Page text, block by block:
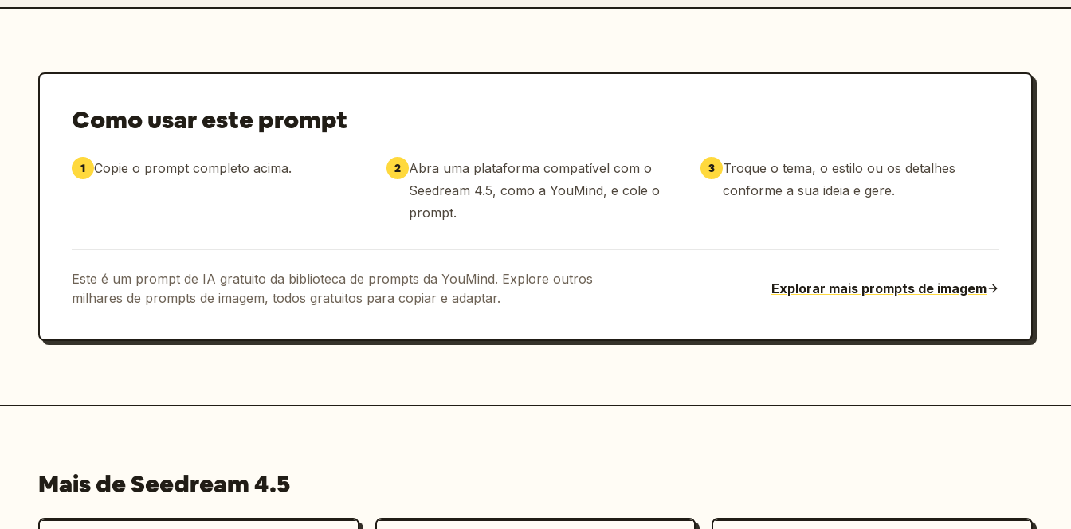
Como usar este prompt
1 Copie o prompt completo acima. 2 Abra uma plataforma compatível com o
Seedream 4.5, como a YouMind, e cole o
prompt.
3
Troque o tema, o estilo ou os detalhes
conforme a sua ideia e gere.
Este é um prompt de IA gratuito da biblioteca de prompts da YouMind. Explore outros
milhares de prompts de imagem, todos gratuitos para copiar e adaptar.
Explorar mais prompts de imagem
Mais de Seedream 4.5